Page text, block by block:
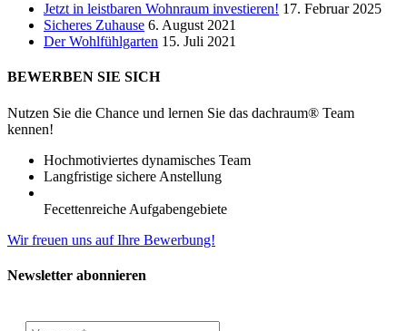
Jetzt in leistbaren Wohnraum investieren! 17. Februar 2025
Sicheres Zuhause 6. August 2021
Der Wohlfühlgarten 15. Juli 2021
BEWERBEN SIE SICH
Nutzen Sie die Chance und lernen Sie das dachraum® Team
kennen!
Hochmotiviertes dynamisches Team
Langfristige sichere Anstellung
Fecettenreiche Aufgabengebiete
Wir freuen uns auf Ihre Bewerbung!
Newsletter abonnieren